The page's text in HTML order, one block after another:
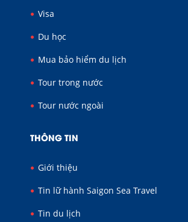
Visa
Du học
Mua bảo hiểm du lịch
Tour trong nước
Tour nước ngoài
THÔNG TIN
Giới thiệu
Tin lữ hành Saigon Sea Travel
Tin du lịch